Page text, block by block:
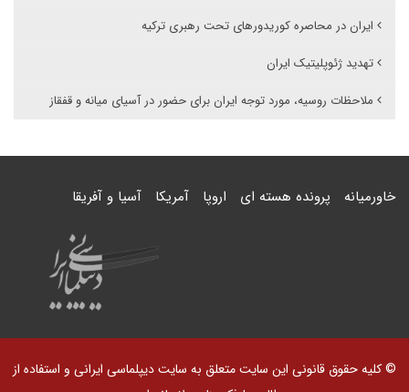
ایران در محاصره کوریدورهای تحت رهبری ترکیه
تهدید ژئوپلیتیک ایران
ملاحظات روسیه، مورد توجه ایران برای حضور در آسیای میانه و قفقاز
خاورمیانه پرونده هسته ای اروپا آمریکا آسیا و آفریقا
© کلیه حقوق قانونی این سایت متعلق به سایت دیپلماسی ایرانی و استفاده از